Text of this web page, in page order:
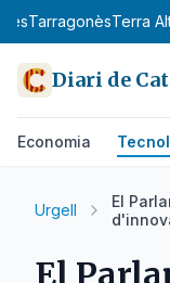
TarragonèsTerra
Diari de
Economia
Urgell
El
El